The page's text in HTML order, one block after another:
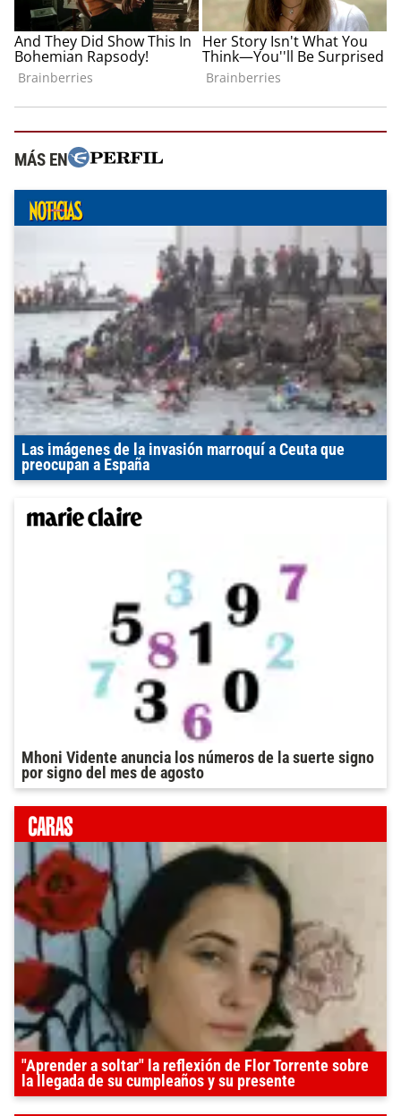
MÁS EN
Las imágenes de la invasión marroquí a Ceuta que
preocupan a España
Mhoni Vidente anuncia los números de la suerte signo
por signo del mes de agosto
"Aprender a soltar" la reflexión de Flor Torrente sobre
la llegada de su cumpleaños y su presente